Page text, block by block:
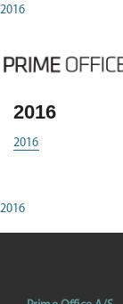
2016
2016
2016
2016